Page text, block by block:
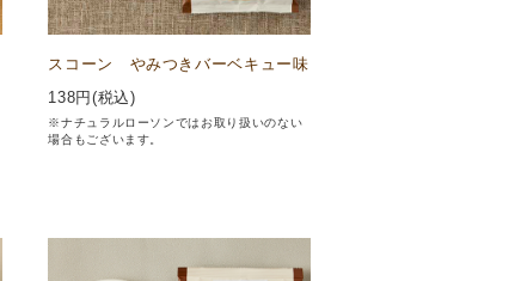
スコーン やみつきバーベキュー味
138円(税込)
※ナチュラルローソンではお取り扱いのない
場合もございます。